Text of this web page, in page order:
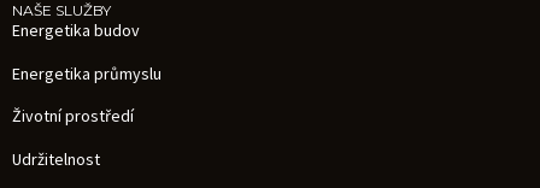
NAŠE SLUŽBY
Energetika budov
Energetika průmyslu
Životní prostředí
Udržitelnost